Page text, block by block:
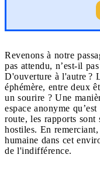
Revenons à notre
pas attendu, n’est-il
D'ouverture à l'autre ?
éphémère, entre deux
un sourire ? Une
espace anonyme
route, les rapports sont
hostiles. En
humaine dans cet
de l'indifférence.